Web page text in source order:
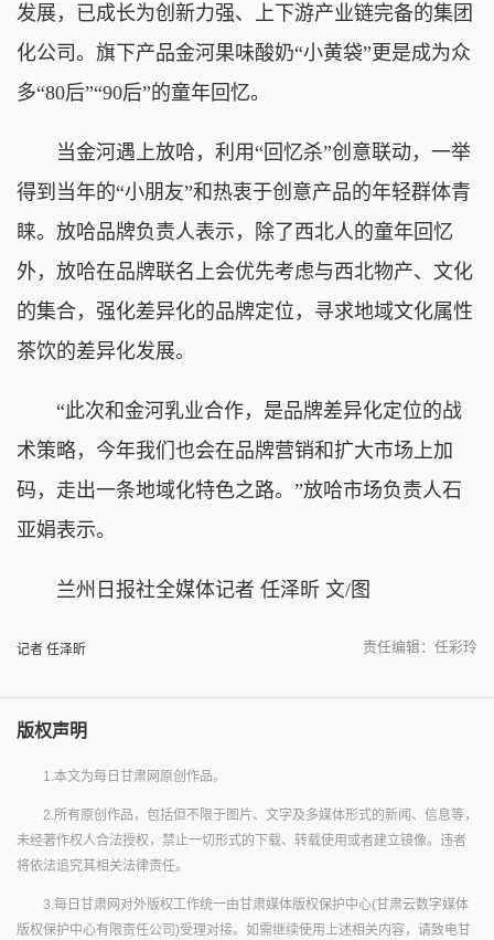
发展，已成长为创新力强、上下游产业链完备的集团
化公司。旗下产品金河果味酸奶“小黄袋”更是成为众
多“80后”“90后”的童年回忆。
当金河遇上放哈，利用“回忆杀”创意联动，一举
得到当年的“小朋友”和热衷于创意产品的年轻群体青
睐。放哈品牌负责人表示，除了西北人的童年回忆
外，放哈在品牌联名上会优先考虑与西北物产、文化
的集合，强化差异化的品牌定位，寻求地域文化属性
茶饮的差异化发展。
“此次和金河乳业合作，是品牌差异化定位的战
术策略，今年我们也会在品牌营销和扩大市场上加
码，走出一条地域化特色之路。”放哈市场负责人石
亚娟表示。
兰州日报社全媒体记者 任泽昕 文/图
记者 任泽昕 责任编辑：任彩玲
版权声明
1.本文为每日甘肃网原创作品。
2.所有原创作品，包括但不限于图片、文字及多媒体形式的新闻、信息等，
未经著作权人合法授权，禁止一切形式的下载、转载使用或者建立镜像。违者
将依法追究其相关法律责任。
3.每日甘肃网对外版权工作统一由甘肃媒体版权保护中心(甘肃云数字媒体
版权保护中心有限责任公司)受理对接。如需继续使用上述相关内容，请致电甘